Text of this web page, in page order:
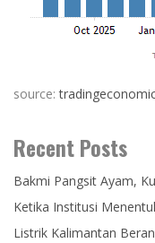
source:
Recent Posts
Bakmi Pangsit Ayam,
Ketika Institusi
Listrik Kalimantan